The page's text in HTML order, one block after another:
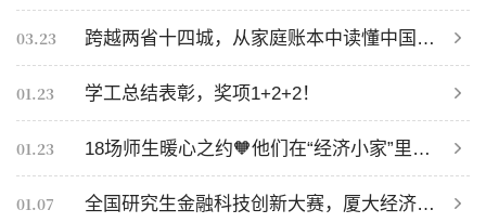
03.23 跨越两省十四城，从家庭账本中读懂中国消费
01.23 学工总结表彰，奖项1+2+2！
01.23 18场师生暖心之约🧡他们在“经济小家”里聊出大成长
01.07 全国研究生金融科技创新大赛，厦大经济学科斩获10个奖项！